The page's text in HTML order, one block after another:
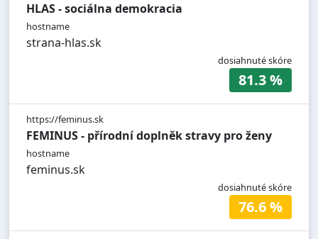
HLAS - sociálna demokracia
hostname
strana-hlas.sk
dosiahnuté skóre
81.3 %
https://feminus.sk
FEMINUS - přírodní doplněk stravy pro ženy
hostname
feminus.sk
dosiahnuté skóre
76.6 %